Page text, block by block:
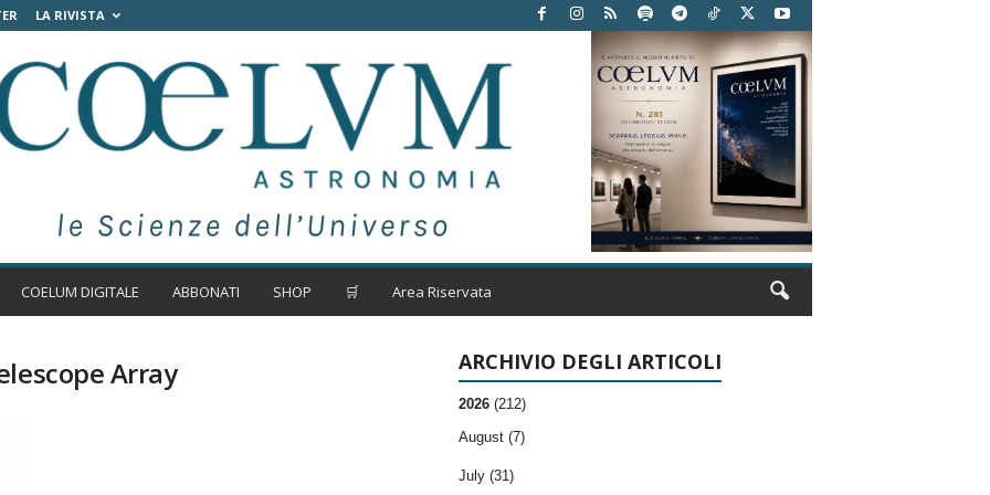
LA RIVISTA
COELUM DIGITALE ABBONATI SHOP 🛒 Area Riservata
Array ARCHIVIO DEGLI ARTICOLI
2026 (212)
August (7)
July (31)